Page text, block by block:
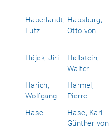
Haberlandt,
Lutz
Habsburg,
Otto von
Hájek, Jiri
Hallstein,
Walter
Harich,
Wolfgang
Harmel,
Pierre
Hase
Hase, Karl-
Günther von